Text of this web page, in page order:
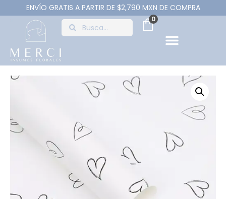
ENVÍO GRATIS A PARTIR DE $2,790 MXN DE COMPRA
0